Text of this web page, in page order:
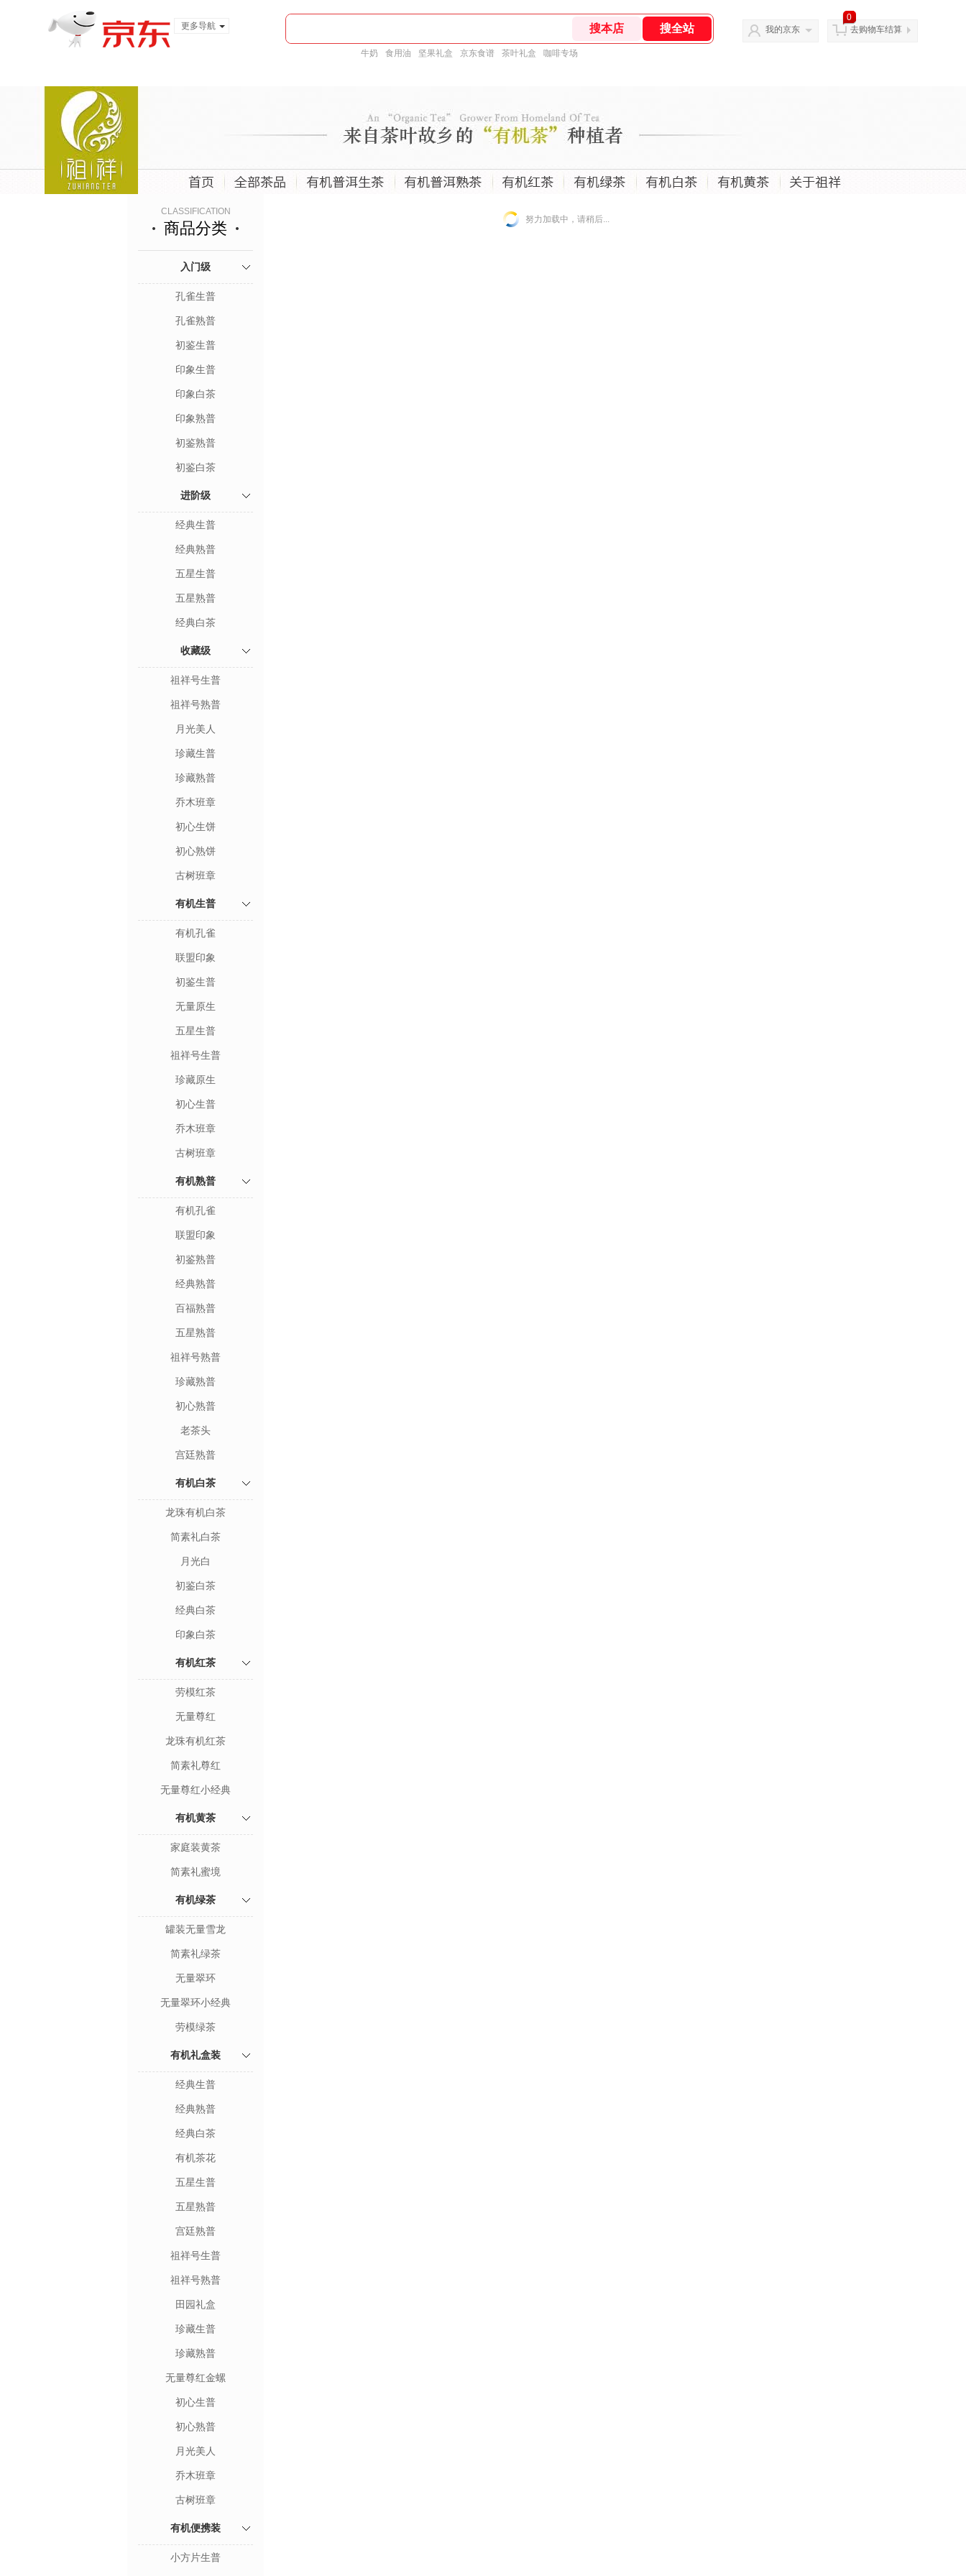
更多导航
牛奶 食用油 坚果礼盒 京东食谱 茶叶礼盒 咖啡专场
我的京东
0
去购物车结算
CLASSIFICATION
商品分类
入门级
孔雀生普
孔雀熟普
初鉴生普
印象生普
印象白茶
印象熟普
初鉴熟普
初鉴白茶
进阶级
经典生普
经典熟普
五星生普
五星熟普
经典白茶
收藏级
祖祥号生普
祖祥号熟普
月光美人
珍藏生普
珍藏熟普
乔木班章
初心生饼
初心熟饼
古树班章
有机生普
有机孔雀
联盟印象
初鉴生普
无量原生
五星生普
祖祥号生普
珍藏原生
初心生普
乔木班章
古树班章
有机熟普
有机孔雀
联盟印象
初鉴熟普
经典熟普
百福熟普
五星熟普
祖祥号熟普
珍藏熟普
初心熟普
老茶头
宫廷熟普
有机白茶
龙珠有机白茶
简素礼白茶
月光白
初鉴白茶
经典白茶
印象白茶
有机红茶
劳模红茶
无量尊红
龙珠有机红茶
简素礼尊红
无量尊红小经典
有机黄茶
家庭装黄茶
简素礼蜜境
有机绿茶
罐装无量雪龙
简素礼绿茶
无量翠环
无量翠环小经典
劳模绿茶
有机礼盒装
经典生普
经典熟普
经典白茶
有机茶花
五星生普
五星熟普
宫廷熟普
祖祥号生普
祖祥号熟普
田园礼盒
珍藏生普
珍藏熟普
无量尊红金螺
初心生普
初心熟普
月光美人
乔木班章
古树班章
有机便携装
小方片生普
努力加载中，请稍后...